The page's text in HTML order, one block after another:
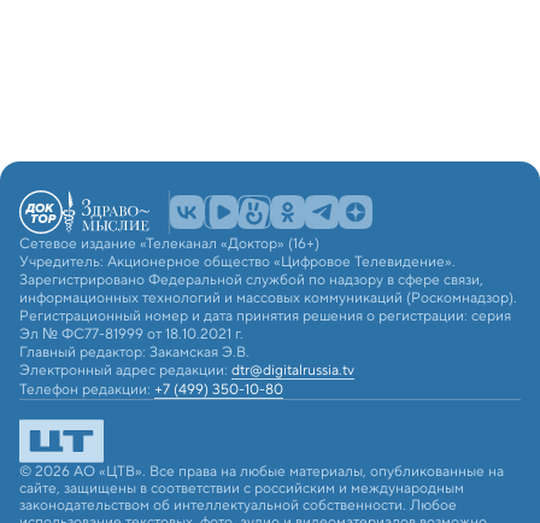
Сетевое издание «Телеканал «Доктор» (16+)
Учредитель: Акционерное общество «Цифровое Телевидение».
Зарегистрировано Федеральной службой по надзору в сфере связи,
информационных технологий и массовых коммуникаций (Роскомнадзор).
Регистрационный номер и дата принятия решения о регистрации: серия
Эл № ФС77-81999 от 18.10.2021 г.
Главный редактор: Закамская Э.В.
Электронный адрес редакции: dtr@digitalrussia.tv
Телефон редакции: +7 (499) 350-10-80
© 2026 АО «ЦТВ». Все права на любые материалы, опубликованные на
сайте, защищены в соответствии с российским и международным
законодательством об интеллектуальной собственности. Любое